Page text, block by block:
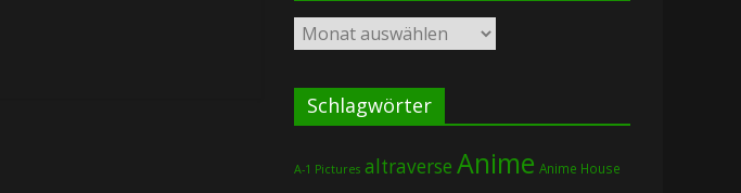
Archiv
Schlagwörter
A-1 Pictures altraverse Anime Anime House